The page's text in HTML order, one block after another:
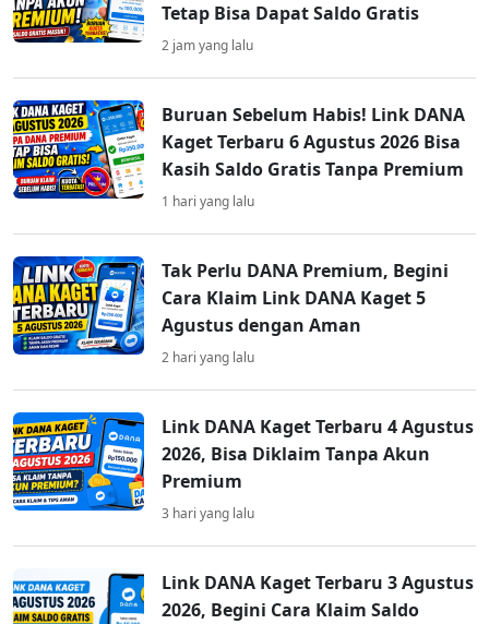
Tetap Bisa Dapat Saldo Gratis
2 jam yang lalu
Buruan Sebelum Habis! Link DANA
Kaget Terbaru 6 Agustus 2026 Bisa
Kasih Saldo Gratis Tanpa Premium
1 hari yang lalu
Tak Perlu DANA Premium, Begini
Cara Klaim Link DANA Kaget 5
Agustus dengan Aman
2 hari yang lalu
Link DANA Kaget Terbaru 4 Agustus
2026, Bisa Diklaim Tanpa Akun
Premium
3 hari yang lalu
Link DANA Kaget Terbaru 3 Agustus
2026, Begini Cara Klaim Saldo